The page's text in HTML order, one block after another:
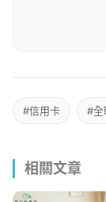
#信用卡 #全
相關文章